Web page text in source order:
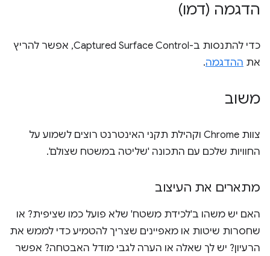
הדגמה (דמו)
כדי להתנסות ב-Captured Surface Control, אפשר להריץ
את ההדגמה.
משוב
צוות Chrome וקהילת תקני האינטרנט רוצים לשמוע על
החוויות שלכם עם התכונה 'שליטה במשטח שצולם'.
מתארים את העיצוב
האם יש משהו ב'לכידת משטח' שלא פועל כמו שציפית? או
שחסרות שיטות או מאפיינים שצריך להטמיע כדי לממש את
הרעיון? יש לך שאלה או הערה לגבי מודל האבטחה? אפשר